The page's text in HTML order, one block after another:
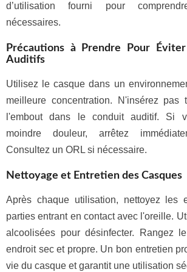
d’utilisation fourni pour
nécessaires.
Précautions à Prendre Pour
Auditifs
Utilisez le casque dans un
meilleure concentration. N'insérez pas
l'embout dans le conduit auditif. Si
moindre douleur, arrêtez
Consultez un ORL si nécessaire.
Nettoyage et Entretien des Casques
Après chaque utilisation, nettoyez les
parties entrant en contact avec l'oreille.
alcoolisées pour désinfecter. Rangez
endroit sec et propre. Un bon entretien
vie du casque et garantit une utilisation